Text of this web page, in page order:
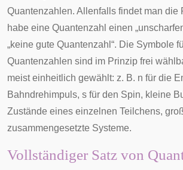
Quantenzahlen. Allenfalls findet man die
habe eine Quantenzahl einen
„keine gute Quantenzahl“. Die Symbole
Quantenzahlen sind im Prinzip frei
meist einheitlich gewählt: z. B. n für die
Bahndrehimpuls, s für den Spin, kleine
Zustände eines einzelnen Teilchens,
zusammengesetzte Systeme.
Vollständiger Satz von